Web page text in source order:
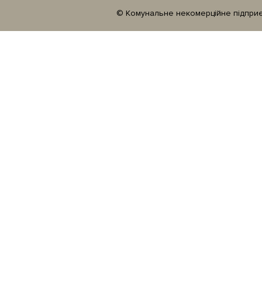
© Комунальне некомерційне